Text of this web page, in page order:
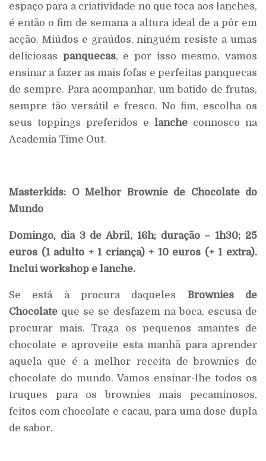
espaço para a criatividade no que toca aos lanches,
é então o fim de semana a altura ideal de a pôr em
acção. Miúdos e graúdos, ninguém resiste a umas
deliciosas panquecas, e por isso mesmo, vamos
ensinar a fazer as mais fofas e perfeitas panquecas
de sempre. Para acompanhar, um batido de frutas,
sempre tão versátil e fresco. No fim, escolha os
seus toppings preferidos e lanche connosco na
Academia Time Out.
Masterkids: O Melhor Brownie de Chocolate do
Mundo
Domingo, dia 3 de Abril, 16h; duração – 1h30; 25
euros (1 adulto + 1 criança) + 10 euros (+ 1 extra).
Inclui workshop e lanche.
Se está à procura daqueles Brownies de
Chocolate que se se desfazem na boca, escusa de
procurar mais. Traga os pequenos amantes de
chocolate e aproveite esta manhã para aprender
aquela que é a melhor receita de brownies de
chocolate do mundo. Vamos ensinar-lhe todos os
truques para os brownies mais pecaminosos,
feitos com chocolate e cacau, para uma dose dupla
de sabor.